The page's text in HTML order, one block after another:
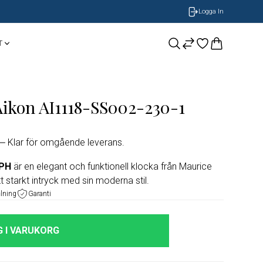
Logga In
GUESS
ORIS
NOBEL by BILLGREN
AI1118-SS002-230-1
Klar för omgående leverans.
är en elegant och funktionell klocka från Maurice
starkt intryck med sin moderna stil.
Garanti
I VARUKORG